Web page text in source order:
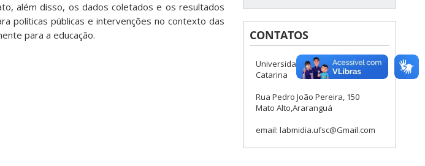
além disso, os dados coletados e os resultados
políticas públicas e intervenções no contexto das
para a educação.
CONTATOS
Universidade Federal de Santa
Catarina
Rua Pedro João Pereira, 150
Mato Alto,Araranguá
email: labmidia.ufsc@Gmail.com